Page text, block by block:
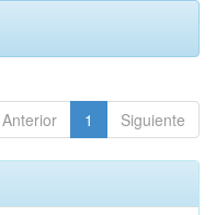
Anterior 1 Siguiente